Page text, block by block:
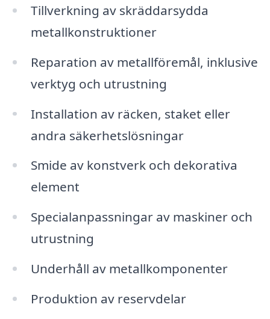
Tillverkning av skräddarsydda
metallkonstruktioner
Reparation av metallföremål, inklusive
verktyg och utrustning
Installation av räcken, staket eller
andra säkerhetslösningar
Smide av konstverk och dekorativa
element
Specialanpassningar av maskiner och
utrustning
Underhåll av metallkomponenter
Produktion av reservdelar